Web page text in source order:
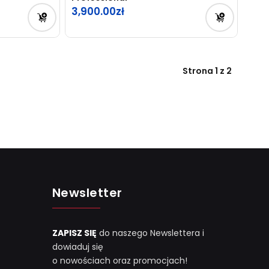
3,900.00
Strona 1 z 2
Newsletter
ZAPISZ SIĘ do naszego Newslettera i
dowiaduj się
o nowościach oraz promocjach!